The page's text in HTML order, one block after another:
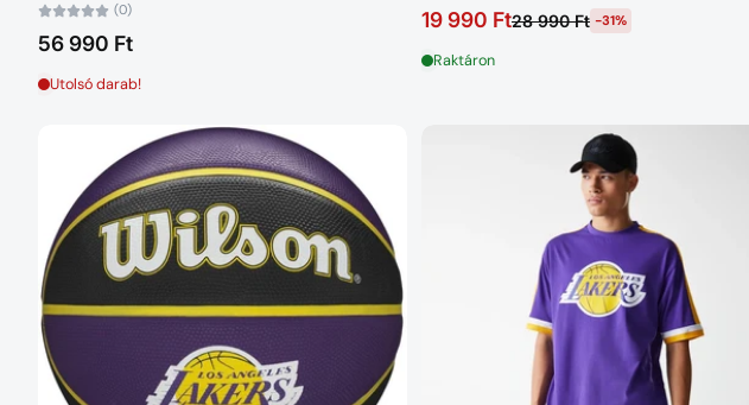
(0)
56 990 Ft
Utolsó darab!
19 990 Ft28 990 Ft -31%
Raktáron